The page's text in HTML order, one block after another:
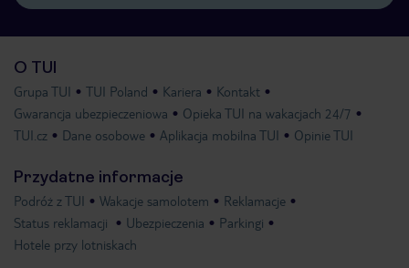
O TUI
Grupa TUI TUI Poland Kariera
Kontakt
Gwarancja ubezpieczeniowa
Opieka TUI na wakacjach 24/7
TUI.cz
Dane osobowe Aplikacja mobilna TUI Opinie TUI
Przydatne informacje
Podróż z TUI Wakacje samolotem
Reklamacje
Status reklamacji
Ubezpieczenia
Parkingi
Hotele przy lotniskach